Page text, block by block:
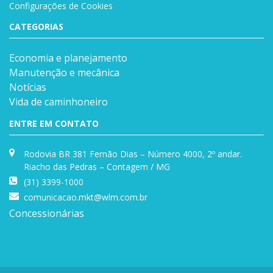
Configurações de Cookies
CATEGORIAS
Economia e planejamento
Manutenção e mecânica
Notícias
Vida de caminhoneiro
ENTRE EM CONTATO
Rodovia BR 381 Fernão Dias – Número 4000, 2º andar.
Riacho das Pedras – Contagem / MG
(31) 3399-1000
comunicacao.mkt@wlm.com.br
Concessionárias